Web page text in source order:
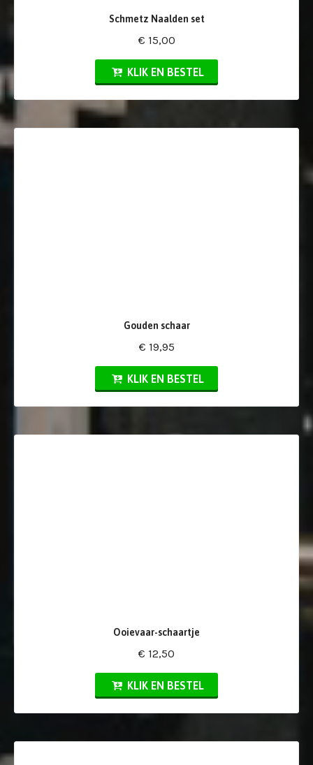
Schmetz Naalden set
€ 15,00
KLIK EN BESTEL
Gouden schaar
€ 19,95
KLIK EN BESTEL
Ooievaar-schaartje
€ 12,50
KLIK EN BESTEL